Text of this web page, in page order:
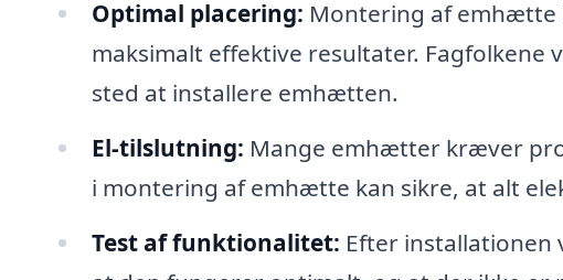
Optimal placering: Montering af
maksimalt effektive resultater.
sted at installere emhætten.
El-tilslutning: Mange emhætter kræver
i montering af emhætte kan sikre, at alt
Test af funktionalitet: Efter